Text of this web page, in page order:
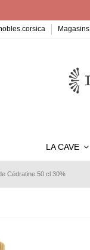
Magasins
LA CAVE
Cédratine 50 cl 30%